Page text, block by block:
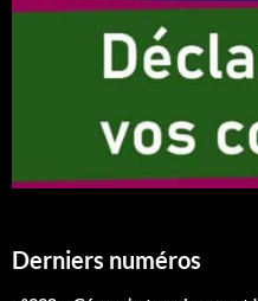
Derniers numéros